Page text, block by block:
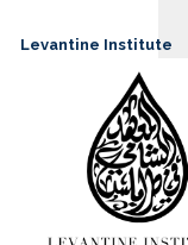
Levantine Institute